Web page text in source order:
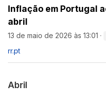
Inflação em Portugal
abril
13 de maio de 2026 às 13:01 ·
rr.pt
Abril